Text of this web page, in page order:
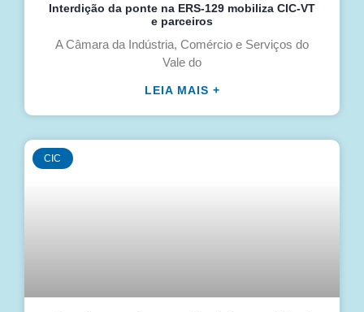
Interdição da ponte na ERS-129 mobiliza CIC-VT
e parceiros
A Câmara da Indústria, Comércio e Serviços do
Vale do
LEIA MAIS +
CIC